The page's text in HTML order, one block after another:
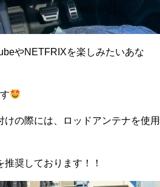
やNETFRIXを楽しみたいあな
の際には、ロッドアンテナを使用
奨しております！！